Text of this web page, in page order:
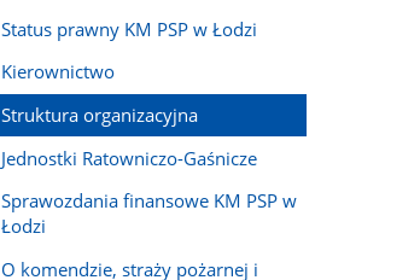
Status prawny KM PSP w Łodzi
Kierownictwo
Struktura organizacyjna
Jednostki Ratowniczo-Gaśnicze
Sprawozdania finansowe KM PSP w
Łodzi
O komendzie, straży pożarnej i